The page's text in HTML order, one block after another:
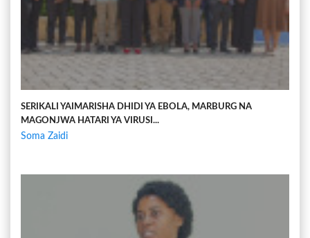
SERIKALI YAIMARISHA DHIDI YA EBOLA, MARBURG NA
MAGONJWA HATARI YA VIRUSI...
Soma Zaidi